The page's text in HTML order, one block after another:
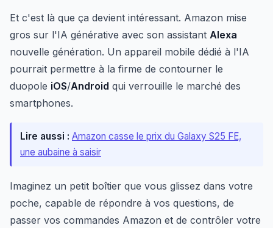
Et c'est là que ça devient intéressant. Amazon mise
gros sur l'IA générative avec son assistant Alexa
nouvelle génération. Un appareil mobile dédié à l'IA
pourrait permettre à la firme de contourner le
duopole iOS/Android qui verrouille le marché des
smartphones.
Lire aussi : Amazon casse le prix du Galaxy S25 FE,
une aubaine à saisir
Imaginez un petit boîtier que vous glissez dans votre
poche, capable de répondre à vos questions, de
passer vos commandes Amazon et de contrôler votre